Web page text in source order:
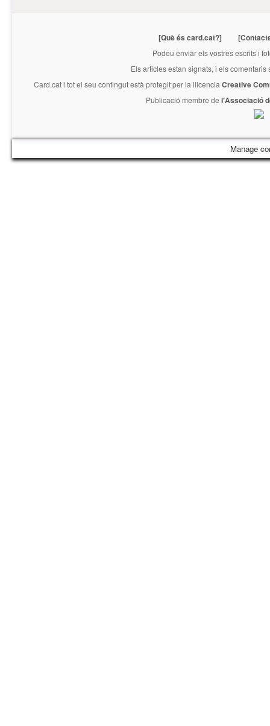
[Què és card.cat?]
Podeu enviar els vostres escrits i
Els articles estan signats, i els
Card.cati tot el seu contingut està protegit per la llicencia Creative
Publicació membre de l'Associació
Manage